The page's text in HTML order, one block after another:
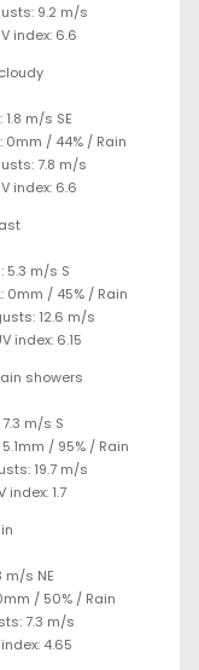
9.2 m/s
index: 6.6
m/s SE
0mm / 44% / Rain
7.8 m/s
index: 6.6
5.3 m/s S
0mm / 45% / Rain
12.6 m/s
index: 6.15
showers
m/s S
5.1mm / 95% / Rain
19.7 m/s
index: 1.7
m/s NE
/ 50% / Rain
7.3 m/s
4.65